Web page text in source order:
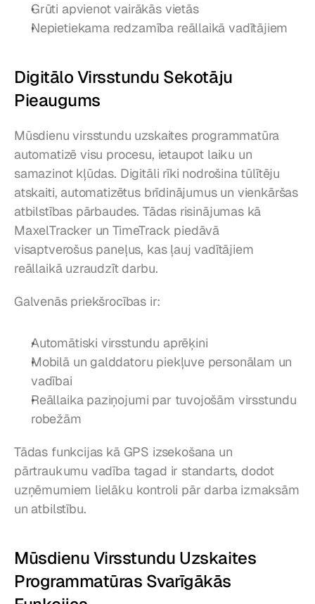
Grūti apvienot vairākās vietās
Nepietiekama redzamība reāllaikā vadītājiem
Digitālo Virsstundu Sekotāju
Pieaugums
Mūsdienu virsstundu uzskaites programmatūra
automatizē visu procesu, ietaupot laiku un
samazinot kļūdas. Digitāli rīki nodrošina tūlītēju
atskaiti, automatizētus brīdinājumus un vienkāršas
atbilstības pārbaudes. Tādas risinājumas kā
MaxelTracker un TimeTrack piedāvā
visaptverošus paneļus, kas ļauj vadītājiem
reāllaikā uzraudzīt darbu.
Galvenās priekšrocības ir:
Automātiski virsstundu aprēķini
Mobilā un galddatoru piekļuve personālam un
vadībai
Reāllaika paziņojumi par tuvojošām virsstundu
robežām
Tādas funkcijas kā GPS izsekošana un
pārtraukumu vadība tagad ir standarts, dodot
uzņēmumiem lielāku kontroli pār darba izmaksām
un atbilstību.
Mūsdienu Virsstundu Uzskaites
Programmatūras Svarīgākās